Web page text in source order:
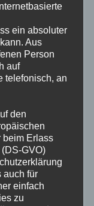
festen
Yeşilyurt den
zum
ein absoluter
Aus
Person
auf
telefonisch, an
den
beim Erlass
GVO)
auch für
einfach
zu